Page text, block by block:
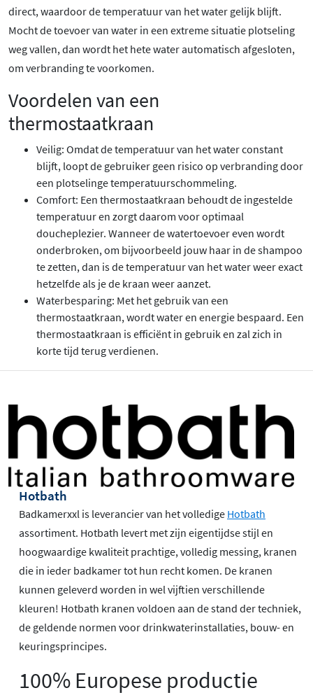
direct, waardoor de temperatuur van het water gelijk blijft.
Mocht de toevoer van water in een extreme situatie plotseling
weg vallen, dan wordt het hete water automatisch afgesloten,
om verbranding te voorkomen.
Voordelen van een
thermostaatkraan
Veilig: Omdat de temperatuur van het water constant
blijft, loopt de gebruiker geen risico op verbranding door
een plotselinge temperatuurschommeling.
Comfort: Een thermostaatkraan behoudt de ingestelde
temperatuur en zorgt daarom voor optimaal
doucheplezier. Wanneer de watertoevoer even wordt
onderbroken, om bijvoorbeeld jouw haar in de shampoo
te zetten, dan is de temperatuur van het water weer exact
hetzelfde als je de kraan weer aanzet.
Waterbesparing: Met het gebruik van een
thermostaatkraan, wordt water en energie bespaard. Een
thermostaatkraan is efficiënt in gebruik en zal zich in
korte tijd terug verdienen.
Hotbath
Badkamerxxl is leverancier van het volledige Hotbath
assortiment. Hotbath levert met zijn eigentijdse stijl en
hoogwaardige kwaliteit prachtige, volledig messing, kranen
die in ieder badkamer tot hun recht komen. De kranen
kunnen geleverd worden in wel vijftien verschillende
kleuren! Hotbath kranen voldoen aan de stand der techniek,
de geldende normen voor drinkwaterinstallaties, bouw- en
keuringsprincipes.
100% Europese productie